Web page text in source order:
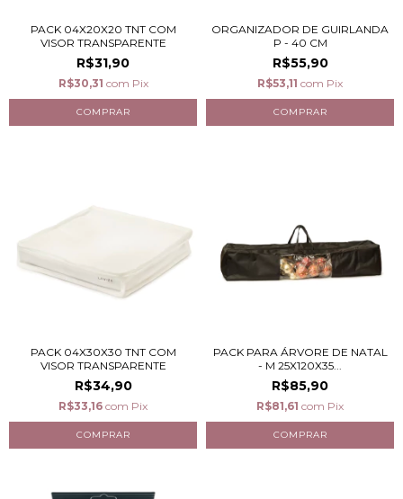
PACK 04X20X20 TNT COM
VISOR TRANSPARENTE
R$31,90
R$30,31 com Pix
ORGANIZADOR DE GUIRLANDA
P - 40 CM
R$55,90
R$53,11 com Pix
PACK 04X30X30 TNT COM
VISOR TRANSPARENTE
R$34,90
R$33,16 com Pix
PACK PARA ÁRVORE DE NATAL
- M 25X120X35...
R$85,90
R$81,61 com Pix